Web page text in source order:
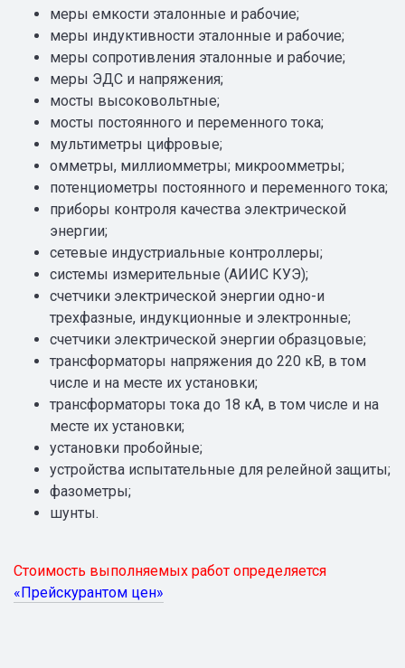
меры емкости эталонные и рабочие;
меры индуктивности эталонные и рабочие;
меры сопротивления эталонные и рабочие;
меры ЭДС и напряжения;
мосты высоковольтные;
мосты постоянного и переменного тока;
мультиметры цифровые;
омметры, миллиомметры; микроомметры;
потенциометры постоянного и переменного тока;
приборы контроля качества электрической
энергии;
сетевые индустриальные контроллеры;
системы измерительные (АИИС КУЭ);
счетчики электрической энергии одно-и
трехфазные, индукционные и электронные;
счетчики электрической энергии образцовые;
трансформаторы напряжения до 220 кВ, в том
числе и на месте их установки;
трансформаторы тока до 18 кА, в том числе и на
месте их установки;
установки пробойные;
устройства испытательные для релейной защиты;
фазометры;
шунты.
Стоимость выполняемых работ определяется
«Прейскурантом цен»